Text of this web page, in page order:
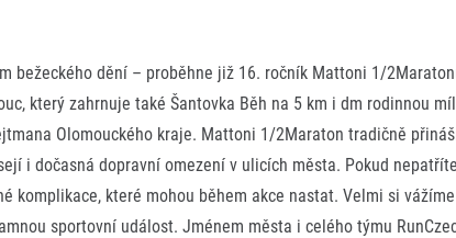
bežeckého dění – proběhne již 16. ročník Mattoni 1/
který zahrnuje také Šantovka Běh na 5 km i dm rodinnou
Olomouckého kraje. Mattoni 1/2Maraton tradičně
i dočasná dopravní omezení v ulicích města. Pokud
komplikace, které mohou během akce nastat. Velmi si
sportovní událost. Jménem města i celého týmu